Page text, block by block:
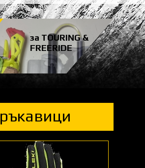
за TOURING &
FREERIDE
ръкавици